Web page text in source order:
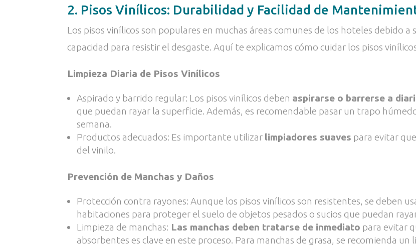
2. Pisos Vinílicos: Durabilidad y Facilidad de
Los pisos vinílicos son populares en muchas áreas comunes de los hoteles debido
capacidad para resistir el desgaste. Aquí te explicamos cómo cuidar los pisos
Limpieza Diaria de Pisos Vinílicos
Aspirado y barrido regular: Los pisos vinílicos deben aspirarse o barrerse a
que puedan rayar la superficie. Además, es recomendable pasar un trapo
semana.
Productos adecuados: Es importante utilizar limpiadores suaves para evitar
del vinilo.
Prevención de Manchas y Daños
Protección contra rayones: Aunque los pisos vinílicos son resistentes, se deben
habitaciones para proteger el suelo de objetos pesados o sucios que puedan
Limpieza de manchas: Las manchas deben tratarse de inmediato para evitar
absorbentes es clave en este proceso. Para manchas de grasa, se recomienda